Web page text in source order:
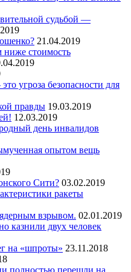
судьбой —
21.04.2019
ниже стоимость
угроза безопасности для
правды 19.03.2019
12.03.2019
день инвалидов
опытом вещь
Сити? 03.02.2019
ракеты
взрывом. 02.01.2019
казнили двух человек
на «шпроты» 23.11.2018
полностью перешли на